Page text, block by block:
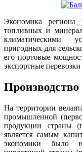
Экономика региона
топливных и
климатическими
пригодных для
его портовые
экспортные
На территории
промышленной
продукции страны
является самым
экономики было